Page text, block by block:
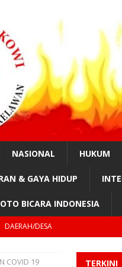
NASIONAL HUKUM
& GAYA HIDUP
BICARA INDONESIA
KOTA MEDAN
COVID 19 TERKINI